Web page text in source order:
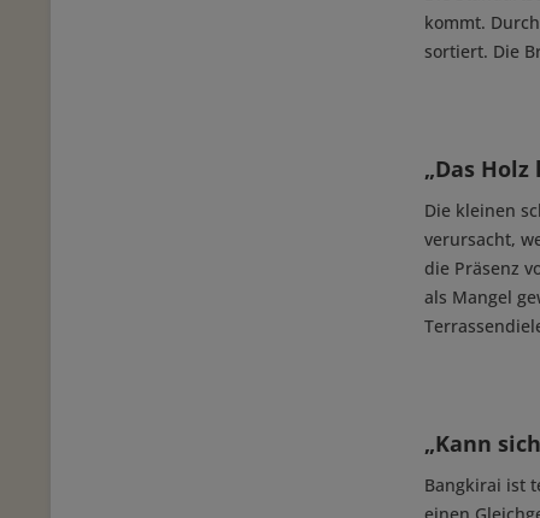
kommt.
sortiert. Die
„Das
Die kleinen
verursacht,
die Präsenz
als Mangel
„Kann
Bangkirai ist